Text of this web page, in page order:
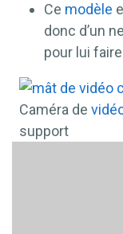
Ce modèle
donc d’un
pour lui
Caméra de
support